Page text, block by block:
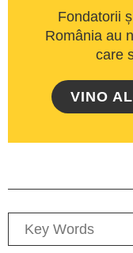
Fondatorii
România au
care
VINO